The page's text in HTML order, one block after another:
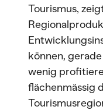
Tourismus,
können,
wenig
flächenmässig